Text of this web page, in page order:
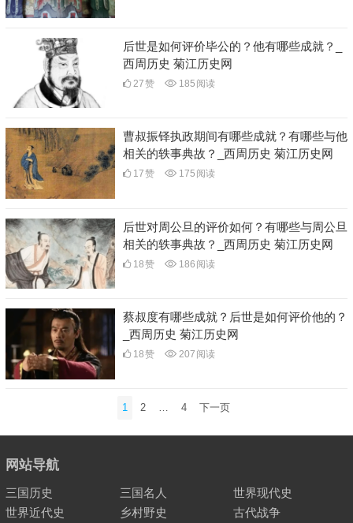
后世是如何评价毕公的？他有哪些成就？_
西周历史 菊江历史网
27赞 185 阅读
曹叔振铎执政期间有哪些成就？有哪些与他
相关的轶事典故？_西周历史 菊江历史网
17赞 175 阅读
后世对周公旦的评价如何？有哪些与周公旦
相关的轶事典故？_西周历史 菊江历史网
18赞 186 阅读
蔡叔度有哪些成就？后世是如何评价他的？
_西周历史 菊江历史网
18赞 207 阅读
分
页
1 2 4 下一页
网站导航
三国历史 三国名人
世界现代史
世界近代史
乡村野史
古代战争